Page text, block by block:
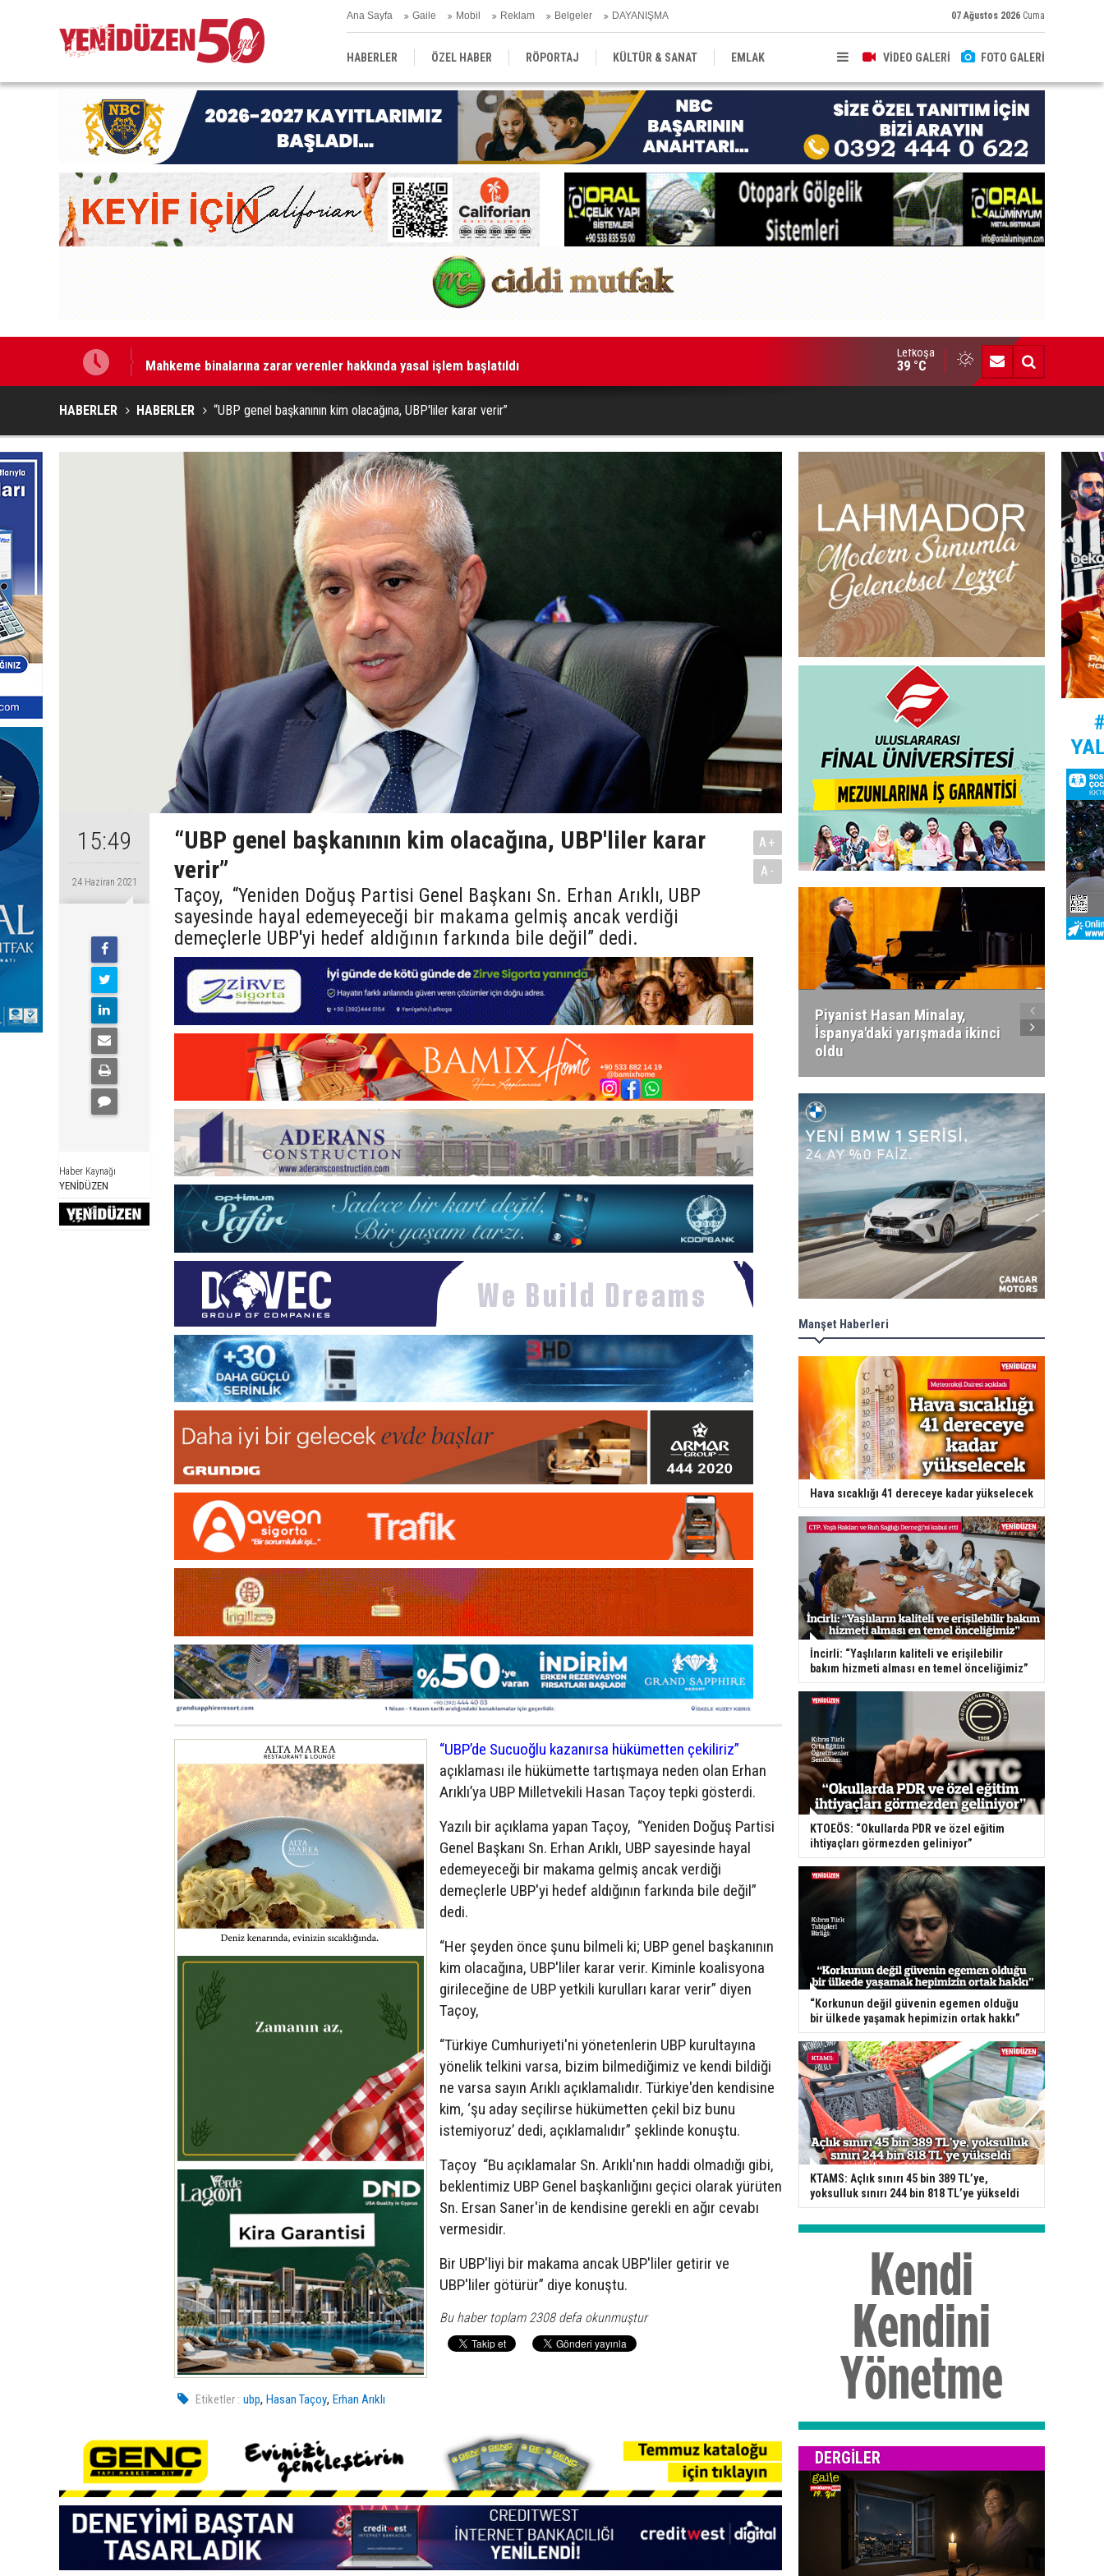
Ana Sayfa Gaile Mobil Reklam Belgeler DAYANIŞMA 07 Ağustos 2026 Cuma
VİDEO GALERİ FOTO GALERİ
HABERLER ÖZEL HABER RÖPORTAJ KÜLTÜR & SANAT EMLAK
EĞİTİM YEREL YÖNETİM DERGİLER SEKTÖR
Mahkeme binalarına zarar verenler hakkında yasal işlem başlatıldı Hava sıcaklığı 41 dereceye kadar yükselecek
Lefkoşa
39 °C
HABERLER HABERLER “UBP genel başkanının kim olacağına, UBP'liler karar verir”
15:49
24 Haziran 2021
Haber Kaynağı
YENİDÜZEN
“UBP genel başkanının kim olacağına, UBP'liler karar
verir”
Taçoy, “Yeniden Doğuş Partisi Genel Başkanı Sn. Erhan Arıklı, UBP
sayesinde hayal edemeyeceği bir makama gelmiş ancak verdiği
demeçlerle UBP'yi hedef aldığının farkında bile değil” dedi.
A+
A-
“UBP’de Sucuoğlu kazanırsa hükümetten çekiliriz”
açıklaması ile hükümette tartışmaya neden olan Erhan
Arıklı’ya UBP Milletvekili Hasan Taçoy tepki gösterdi.
Yazılı bir açıklama yapan Taçoy, “Yeniden Doğuş Partisi
Genel Başkanı Sn. Erhan Arıklı, UBP sayesinde hayal
edemeyeceği bir makama gelmiş ancak verdiği
demeçlerle UBP'yi hedef aldığının farkında bile değil”
dedi.
“Her şeyden önce şunu bilmeli ki; UBP genel başkanının
kim olacağına, UBP'liler karar verir. Kiminle koalisyona
girileceğine de UBP yetkili kurulları karar verir” diyen
Taçoy,
“Türkiye Cumhuriyeti'ni yönetenlerin UBP kurultayına
yönelik telkini varsa, bizim bilmediğimiz ve kendi bildiği
ne varsa sayın Arıklı açıklamalıdır. Türkiye'den kendisine
kim, ‘şu aday seçilirse hükümetten çekil biz bunu
istemiyoruz’ dedi, açıklamalıdır” şeklinde konuştu.
Taçoy “Bu açıklamalar Sn. Arıklı'nın haddi olmadığı gibi,
beklentimiz UBP Genel başkanlığını geçici olarak yürüten
Sn. Ersan Saner'in de kendisine gerekli en ağır cevabı
vermesidir.
Bir UBP'liyi bir makama ancak UBP'liler getirir ve
UBP'liler götürür” diye konuştu.
Bu haber toplam 2308 defa okunmuştur
Etiketler : ubp,Hasan Taçoy,Erhan Arıklı
Piyanist Hasan Minalay,
İspanya'daki yarışmada ikinci
oldu
Manşet Haberleri
Hava sıcaklığı 41 dereceye kadar yükselecek
İncirli: “Yaşlıların kaliteli ve erişilebilir
bakım hizmeti alması en temel önceliğimiz”
KTOEÖS: “Okullarda PDR ve özel eğitim
ihtiyaçları görmezden geliniyor”
“Korkunun değil güvenin egemen olduğu
bir ülkede yaşamak hepimizin ortak hakkı”
KTAMS: Açlık sınırı 45 bin 389 TL’ye,
yoksulluk sınırı 244 bin 818 TL’ye yükseldi
DERGILER